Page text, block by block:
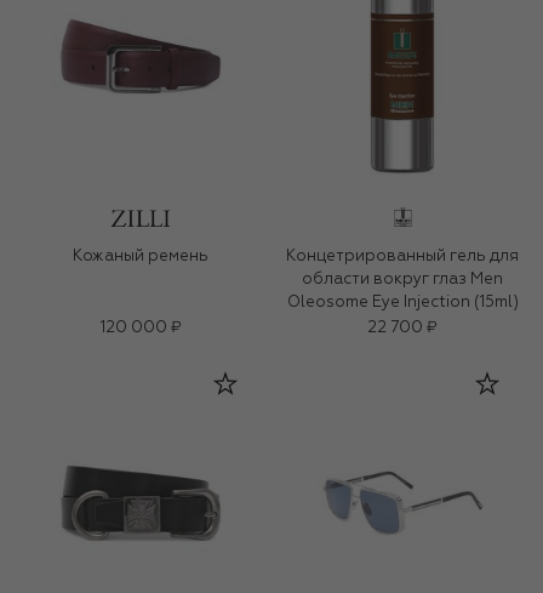
Кожаный ремень
120 000 ₽
Концетрированный гель для
области вокруг глаз Men
Oleosome Eye Injection (15ml)
22 700 ₽